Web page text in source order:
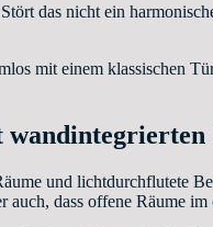
das nicht ein
mit einem klassischen
und lichtdurchflutete
auch, dass offene Räume